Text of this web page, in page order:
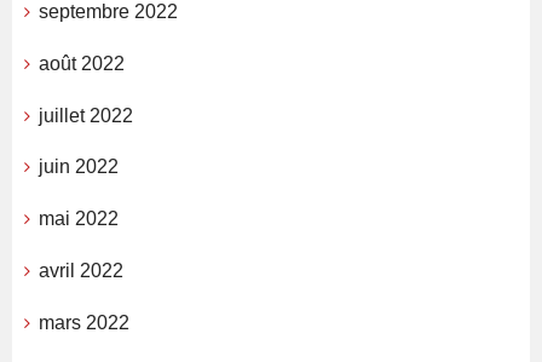
septembre 2022
août 2022
juillet 2022
juin 2022
mai 2022
avril 2022
mars 2022